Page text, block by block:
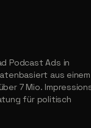
Podcast Ads in
aus einem
7 Mio.
für politisch